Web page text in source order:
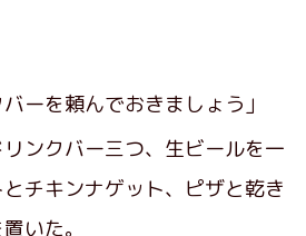
ーを頼んでおきましょう」
ンクバー三つ、生ビールを一
チキンナゲット、ピザと乾き
いた。